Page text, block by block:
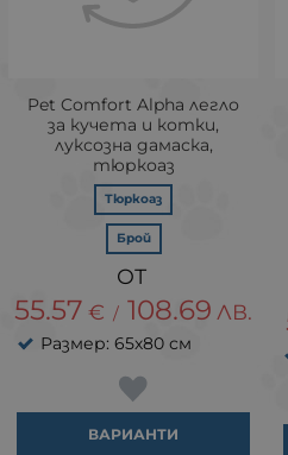
Pet Comfort Alpha легло
за кучета и котки,
луксозна дамаска,
тюркоаз
Тюркоаз
Брой
55.57 € / 108.69 ЛВ.
Размер: 65х80 см
ВАРИАНТИ